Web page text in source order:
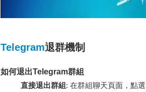
Telegram退群機制
如何退出Telegram群組
直接退出群組: 在群組聊天頁面，點